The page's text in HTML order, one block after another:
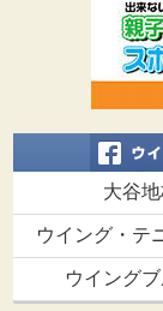
大谷
ウイング・テ
ウイング